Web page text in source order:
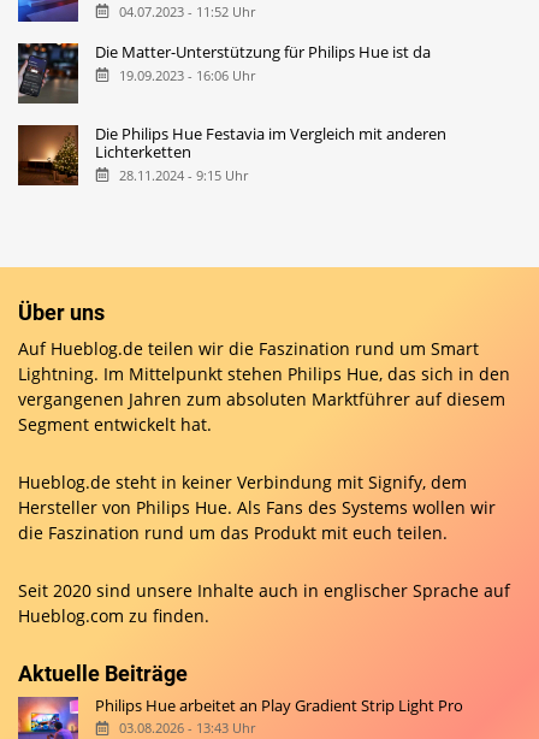
04.07.2023 - 11:52 Uhr
Die Matter-Unterstützung für Philips Hue ist da
19.09.2023 - 16:06 Uhr
Die Philips Hue Festavia im Vergleich mit anderen
Lichterketten
28.11.2024 - 9:15 Uhr
Über uns
Auf Hueblog.de teilen wir die Faszination rund um Smart
Lightning. Im Mittelpunkt stehen Philips Hue, das sich in den
vergangenen Jahren zum absoluten Marktführer auf diesem
Segment entwickelt hat.
Hueblog.de steht in keiner Verbindung mit Signify, dem
Hersteller von Philips Hue. Als Fans des Systems wollen wir
die Faszination rund um das Produkt mit euch teilen.
Seit 2020 sind unsere Inhalte auch in englischer Sprache auf
Hueblog.com zu finden.
Aktuelle Beiträge
Philips Hue arbeitet an Play Gradient Strip Light Pro
03.08.2026 - 13:43 Uhr